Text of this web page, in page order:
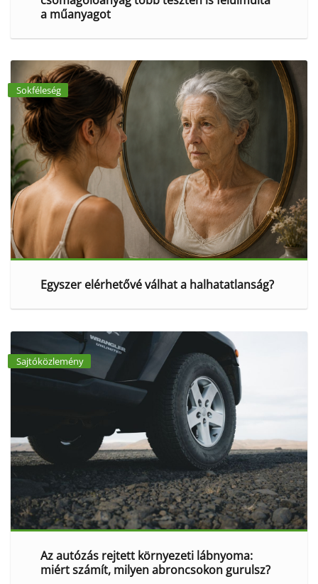
a műanyagot
Sokféleség
Egyszer elérhetővé válhat a halhatatlanság?
Sajtóközlemény
Az autózás rejtett környezeti lábnyoma:
miért számít, milyen abroncsokon gurulsz?